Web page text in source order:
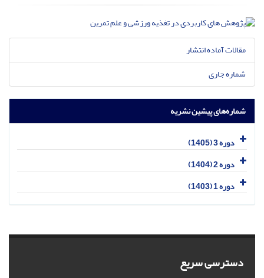
مقالات آماده انتشار
شماره جاری
شماره‌های پیشین نشریه
دوره 3 (1405)
دوره 2 (1404)
دوره 1 (1403)
دسترسی سریع